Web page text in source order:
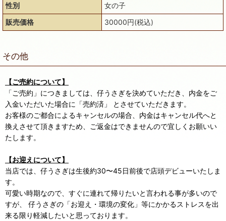
性別
女の子
販売価格
30000円(税込)
その他
【ご売約について】
「ご売約」につきましては、仔うさぎを決めていただき、内金をご
入金いただいた場合に「売約済」 とさせていただきます。
お客様のご都合によるキャンセルの場合、内金はキャンセル代へと
換えさせて頂きますため、ご返金はできませんので宜しくお願いい
たします。
【お迎えについて】
当店では、仔うさぎは生後約30〜45日前後で店頭デビューいたしま
す。
可愛い時期なので、すぐに連れて帰りたいと言われる事が多いので
すが、 仔うさぎの「お迎え・環境の変化」等にかかるストレスを出
来る限り軽減したいと思っております。